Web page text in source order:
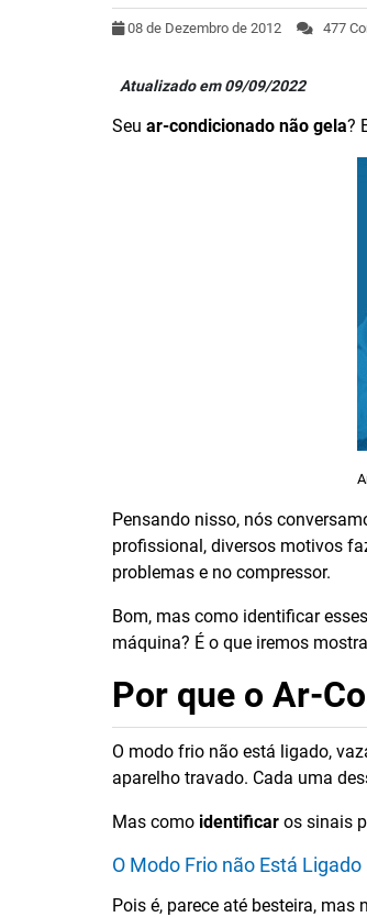
08 de Dezembro de 2012 477
Atualizado em 09/09/2022
Seu ar-condicionado não gela?
Pensando nisso, nós
profissional, diversos motivos
problemas e no compressor.
Bom, mas como identificar
máquina? É o que iremos
Por que o Ar-
O modo frio não está ligado,
aparelho travado. Cada uma
Mas como identificar os sinais
O Modo Frio não Está Ligado
Pois é, parece até besteira,